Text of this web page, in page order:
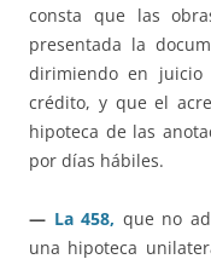
consta que las
presentada la
dirimiendo en
crédito, y que el
hipoteca de las
por días hábiles.
— La 458, que no
una hipoteca